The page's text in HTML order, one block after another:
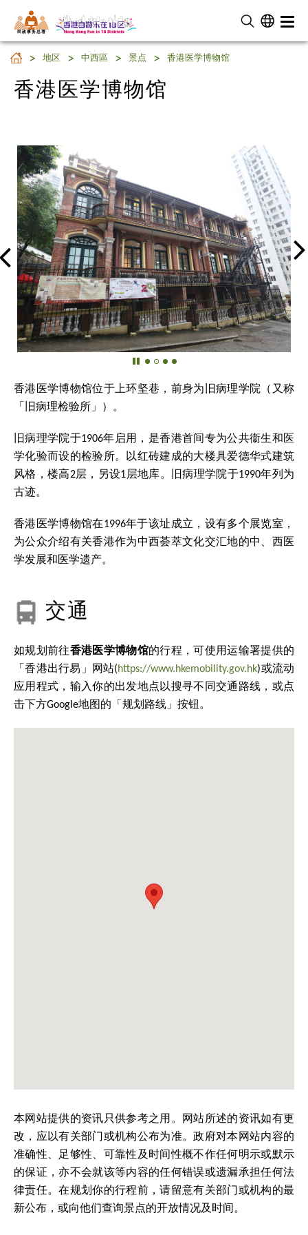
民 政 事 务 总 署
香港医学博物馆
地区 中西區 景点 香港医学博物馆
香港医学博物馆
香港医学博物馆位于上环坚巷，前身为旧病理学院（又称
「旧病理检验所」）。
旧病理学院于1906年启用，是香港首间专为公共衞生和医
学化验而设的检验所。以红砖建成的大楼具爱德华式建筑
风格，楼高2层，另设1层地库。旧病理学院于1990年列为
古迹。
香港医学博物馆在1996年于该址成立，设有多个展览室，
为公众介绍有关香港作为中西荟萃文化交汇地的中、西医
学发展和医学遗产。
交通
如规划前往香港医学博物馆的行程，可使用运输署提供的
「香港出行易」网站(https://www.hkemobility.gov.hk)或流动
应用程式，输入你的出发地点以搜寻不同交通路线，或点
击下方Google地图的「规划路线」按钮。
本网站提供的资讯只供参考之用。网站所述的资讯如有更
改，应以有关部门或机构公布为准。政府对本网站内容的
准确性、足够性、可靠性及时间性概不作任何明示或默示
的保证，亦不会就该等内容的任何错误或遗漏承担任何法
律责任。在规划你的行程前，请留意有关部门或机构的最
新公布，或向他们查询景点的开放情况及时间。